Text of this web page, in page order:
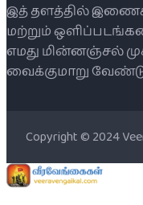
இத் தளத்தில்
மற்றும்
எமது மின்னஞ்சல்
வைக்குமாறு
Copyright © 2024